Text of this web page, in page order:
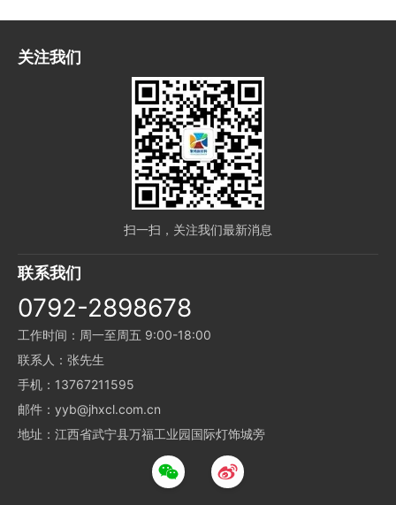
关注我们
扫一扫，关注我们最新消息
联系我们
0792-2898678
工作时间：周一至周五 9:00-18:00
联系人：张先生
手机：13767211595
邮件：yyb@jhxcl.com.cn
地址：江西省武宁县万福工业园国际灯饰城旁